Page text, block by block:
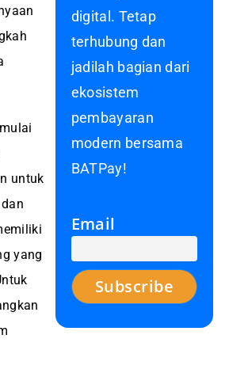
untuk
yang
digital. Tetap
terhubung dan
jadilah bagian dari
ekosistem
pembayaran
modern bersama
BATPay!
Email